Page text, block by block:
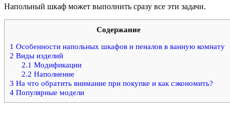
Напольный шкаф может выполнить сразу все эти задачи.
Содержание
1 Особенности напольных шкафов и пеналов в ванную комнату
2 Виды изделий
2.1 Модификации
2.2 Наполнение
3 На что обратить внимание при покупке и как сэкономить?
4 Популярные модели